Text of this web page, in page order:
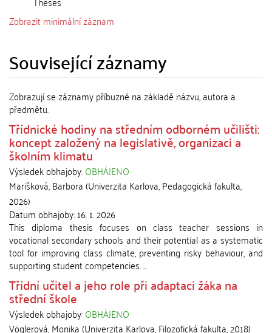
Zobrazit minimální záznam
Související záznamy
Zobrazují se záznamy příbuzné na základě názvu, autora a
předmětu.
Třídnické hodiny na středním odborném učilišti:
koncept založený na legislativě, organizaci a
školním klimatu
Výsledek obhajoby:OBHÁJENO
Marišková, Barbora(Univerzita Karlova, Pedagogická fakulta,
2026)
Datum obhajoby:16. 1. 2026
This diploma thesis focuses on class teacher sessions in
vocational secondary schools and their potential as a systematic
tool for improving class climate, preventing risky behaviour, and
supporting student competencies. ...
Třídní učitel a jeho role při adaptaci žáka na
střední škole
Výsledek obhajoby:OBHÁJENO
Vöglerová, Monika(Univerzita Karlova, Filozofická fakulta,2018)